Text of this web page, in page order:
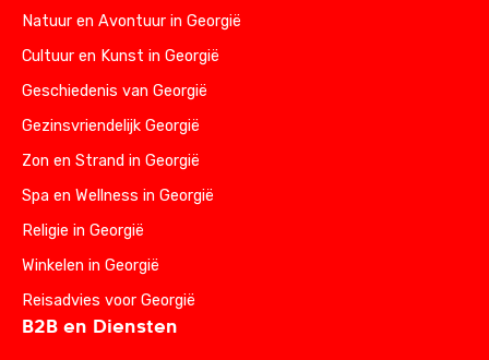
Natuur en Avontuur in Georgië
Cultuur en Kunst in Georgië
Geschiedenis van Georgië
Gezinsvriendelijk Georgië
Zon en Strand in Georgië
Spa en Wellness in Georgië
Religie in Georgië
Winkelen in Georgië
Reisadvies voor Georgië
B2B en Diensten